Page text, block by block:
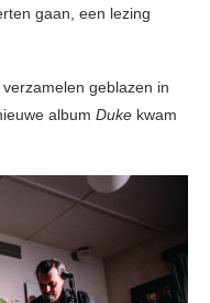
gaan, een lezing
geblazen in
album Duke kwam